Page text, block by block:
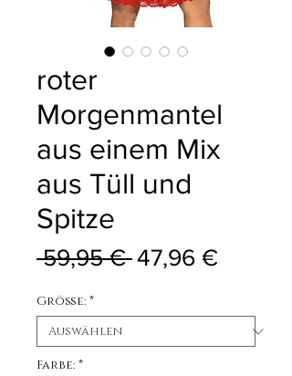
roter
Morgenmantel
aus einem Mix
aus Tüll und
Spitze
59,95 € Standardpreis
47,96 €Sale-
Größe: *
Farbe: *